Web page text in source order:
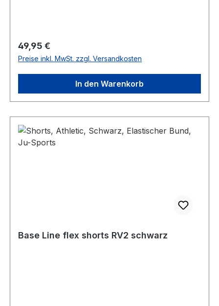
Regulärer Preis:
49,95 €
Preise inkl. MwSt. zzgl. Versandkosten
In den Warenkorb
Base Line flex shorts RV2 schwarz